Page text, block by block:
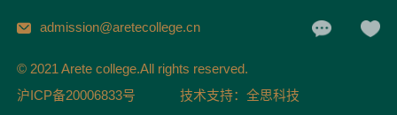
admission@aretecollege.cn
© 2021 Arete college.All rights reserved.
沪ICP备20006833号
技术支持：全思科技